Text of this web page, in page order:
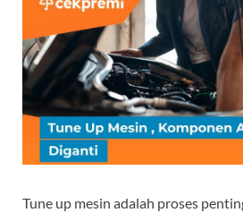
Tune up mesin adalah proses